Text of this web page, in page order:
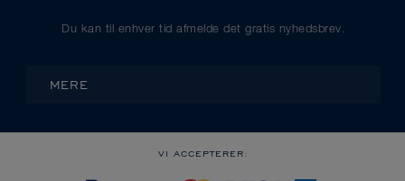
Du kan til enhver tid afmelde det gratis nyhedsbrev.
MERE
VI ACCEPTERER: